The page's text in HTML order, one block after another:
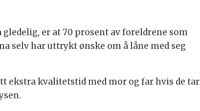
er at 70 prosent av foreldrene som
selv har uttrykt ønske om å låne med seg
ekstra kvalitetstid med mor og far hvis de tar